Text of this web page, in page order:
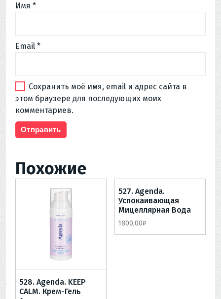
Имя *
Email *
Сохранить моё имя, email и адрес сайта в
этом браузере для последующих моих
комментариев.
Похожие
528. Agenda. KEEP
CALM. Крем-Гель
527. Agenda.
Успокаивающая
Мицеллярная Вода
1800,00₽